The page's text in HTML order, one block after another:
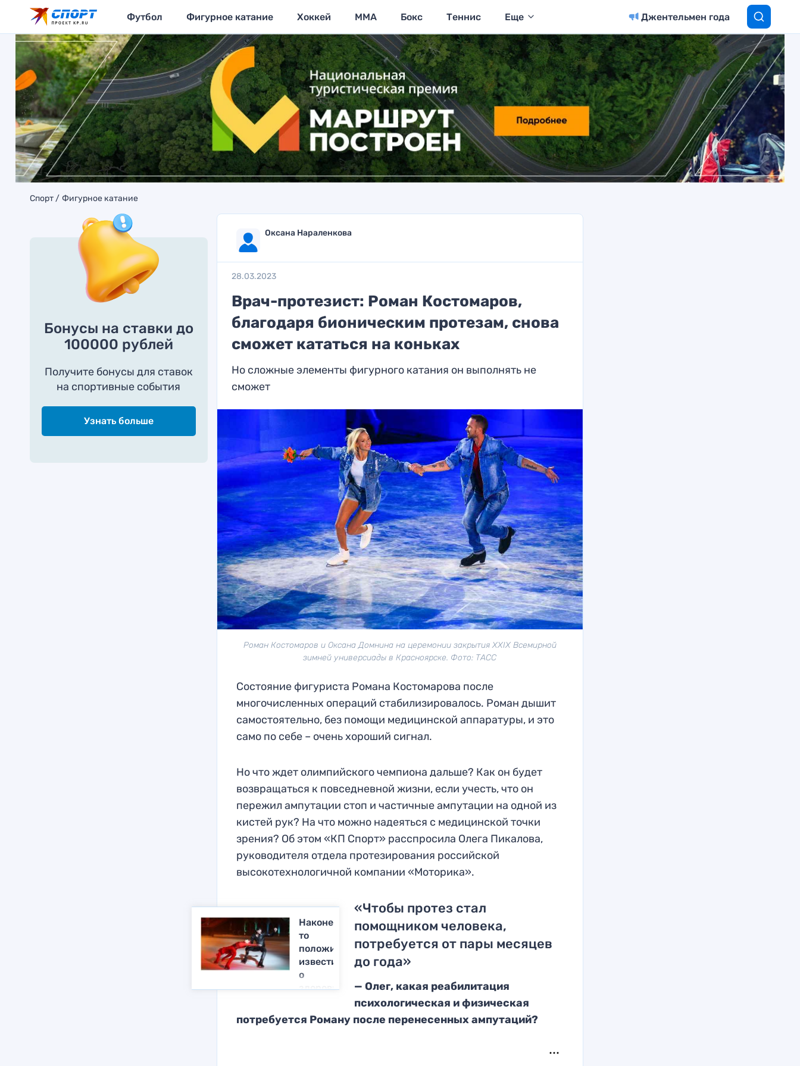
Футбол Фигурное катание Хоккей MMA Бокс Теннис Еще Джентельмен года
Спорт Фигурное катание
Бонусы на ставки до
100000 рублей
Получите бонусы для ставок
на спортивные события
Узнать больше
Оксана Нараленкова
28.03.2023
Врач-протезист: Роман Костомаров,
благодаря бионическим протезам, снова
сможет кататься на коньках
Но сложные элементы фигурного катания он выполнять не
сможет
Роман Костомаров и Оксана Домнина на церемонии закрытия XXIX Всемирной
зимней универсиады в Красноярске. Фото: ТАСС
Состояние фигуриста Романа Костомарова после
многочисленных операций стабилизировалось. Роман дышит
самостоятельно, без помощи медицинской аппаратуры, и это
само по себе – очень хороший сигнал.
Но что ждет олимпийского чемпиона дальше? Как он будет
возвращаться к повседневной жизни, если учесть, что он
пережил ампутации стоп и частичные ампутации на одной из
кистей рук? На что можно надеяться с медицинской точки
зрения? Об этом «КП Спорт» расспросила Олега Пикалова,
руководителя отдела протезирования российской
высокотехнологичной компании «Моторика».
Наконец-
то
положительные
известия
о
здоровье
Костомарова
«Чтобы протез стал
помощником человека,
потребуется от пары месяцев
до года»
— Олег, какая реабилитация
психологическая и физическая
потребуется Роману после перенесенных ампутаций?